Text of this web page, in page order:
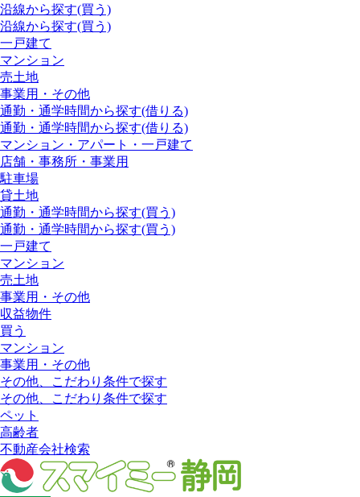
沿線から探す(買う)
沿線から探す(買う)
一戸建て
マンション
売土地
事業用・その他
通勤・通学時間から探す(借りる)
通勤・通学時間から探す(借りる)
マンション・アパート・一戸建て
店舗・事務所・事業用
駐車場
貸土地
通勤・通学時間から探す(買う)
通勤・通学時間から探す(買う)
一戸建て
マンション
売土地
事業用・その他
収益物件
買う
マンション
事業用・その他
その他、こだわり条件で探す
その他、こだわり条件で探す
ペット
高齢者
不動産会社検索